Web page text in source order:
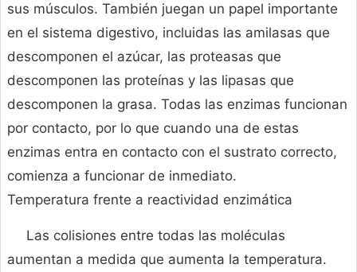
sus músculos. También juegan un papel importante
en el sistema digestivo, incluidas las amilasas que
descomponen el azúcar, las proteasas que
descomponen las proteínas y las lipasas que
descomponen la grasa. Todas las enzimas funcionan
por contacto, por lo que cuando una de estas
enzimas entra en contacto con el sustrato correcto,
comienza a funcionar de inmediato.
Temperatura frente a reactividad enzimática
Las colisiones entre todas las moléculas
aumentan a medida que aumenta la temperatura.